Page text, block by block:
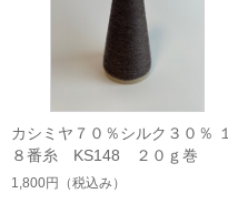
カシミヤ７０％シルク３０％ １
８番糸 KS148 ２０ｇ巻
1,800円 （税込み）